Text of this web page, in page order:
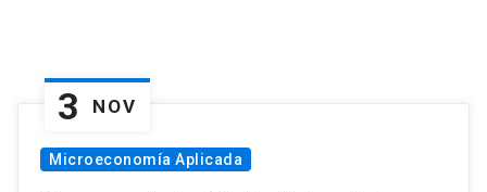
3 NOV
Microeconomía Aplicada